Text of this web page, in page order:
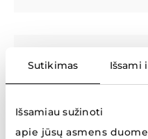
Sutikimas Išsami
Išsamiau sužinoti
apie jūsų asmens
2016